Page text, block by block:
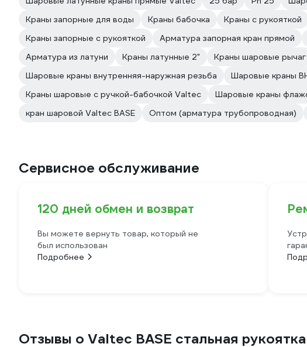
Краны запорные для воды
Краны бабочка Краны с рукояткой
Краны запорные с рукояткой
Арматура запорная кран прямой
Арматура из латуни
Краны латунные 2" Краны шаровые рычаг
Шаровые краны внутренняя-наружная резьба
Шаровые краны
Краны шаровые с ручкой-бабочкой Valtec
Шаровые краны
кран шаровой Valtec BASE
Оптом (арматура трубопроводная)
Сервисное обслуживание
120 дней обмен и возврат
Вы можете вернуть товар, который не
был использован
Подробнее
Отзывы о Valtec BASE стальная рукоятка